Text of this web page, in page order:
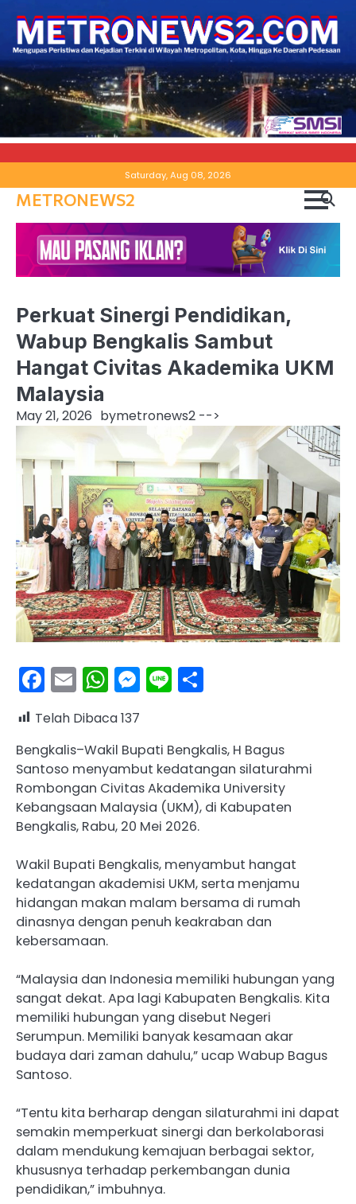
to
content
Saturday, Aug 08, 2026
METRONEWS2
Perkuat Sinergi Pendidikan,
Wabup Bengkalis Sambut
Hangat Civitas Akademika UKM
Malaysia
May 21, 2026 bymetronews2 -->
Facebook
EmailWhatsApp
Messenger
Line
Telah Dibaca137
Bengkalis–Wakil Bupati Bengkalis, H Bagus
Santoso menyambut kedatangan silaturahmi
Rombongan Civitas Akademika University
Kebangsaan Malaysia (UKM), di Kabupaten
Bengkalis, Rabu, 20 Mei 2026.
Wakil Bupati Bengkalis, menyambut hangat
kedatangan akademisi UKM, serta menjamu
hidangan makan malam bersama di rumah
dinasnya dengan penuh keakraban dan
kebersamaan.
“Malaysia dan Indonesia memiliki hubungan yang
sangat dekat. Apa lagi Kabupaten Bengkalis. Kita
memiliki hubungan yang disebut Negeri
Serumpun. Memiliki banyak kesamaan akar
budaya dari zaman dahulu,” ucap Wabup Bagus
Santoso.
“Tentu kita berharap dengan silaturahmi ini dapat
semakin memperkuat sinergi dan berkolaborasi
dalam mendukung kemajuan berbagai sektor,
khususnya terhadap perkembangan dunia
pendidikan,” imbuhnya.